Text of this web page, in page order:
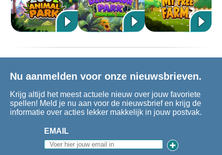
Nu aanmelden voor onze nieuwsbrieven.
Krijg altijd het meest actuele nieuw over jouw favoriete
spellen! Meld je nu aan voor de nieuwsbrief en krijg de
informatie over acties lekker makkelijk in jouw postvak.
EMAIL